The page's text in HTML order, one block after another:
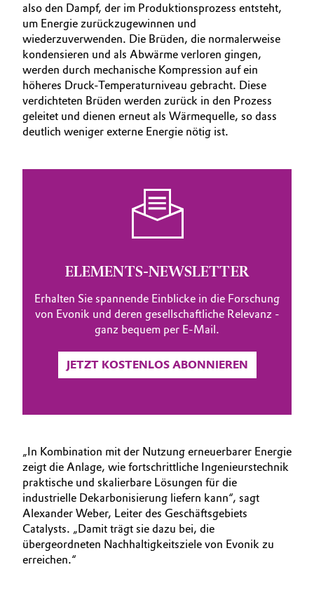
also den Dampf, der im Produktionsprozess entsteht,
um Energie zurückzugewinnen und
wiederzuverwenden. Die Brüden, die normalerweise
kondensieren und als Abwärme verloren gingen,
werden durch mechanische Kompression auf ein
höheres Druck-Temperaturniveau gebracht. Diese
verdichteten Brüden werden zurück in den Prozess
geleitet und dienen erneut als Wärmequelle, so dass
deutlich weniger externe Energie nötig ist.
ELEMENTS-NEWSLETTER
Erhalten Sie spannende Einblicke in die Forschung
von Evonik und deren gesellschaftliche Relevanz -
ganz bequem per E-Mail.
JETZT KOSTENLOS ABONNIEREN
„In Kombination mit der Nutzung erneuerbarer Energie
zeigt die Anlage, wie fortschrittliche Ingenieurstechnik
praktische und skalierbare Lösungen für die
industrielle Dekarbonisierung liefern kann“, sagt
Alexander Weber, Leiter des Geschäftsgebiets
Catalysts. „Damit trägt sie dazu bei, die
übergeordneten Nachhaltigkeitsziele von Evonik zu
erreichen.“